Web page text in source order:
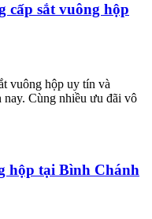
cấp sắt vuông hộp
vuông hộp uy tín và
nay. Cùng nhiều ưu đãi vô
hộp tại Bình Chánh